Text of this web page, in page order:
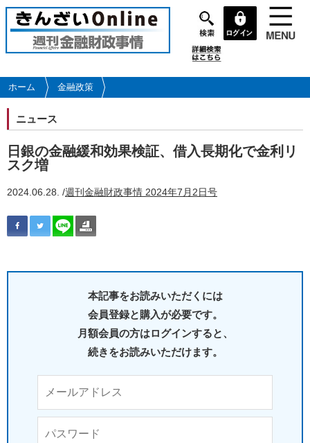
メ
イ
コ
ン
に
移
動
ホーム 金融政策
ニュース
日銀の金融緩和効果検証、借入長期化で金利リ
スク増
2024.06.28. /週刊金融財政事情 2024年7月2日号
本記事をお読みいただくには
会員登録と購入が必要です。
月額会員の方はログインすると、
続きをお読みいただけます。